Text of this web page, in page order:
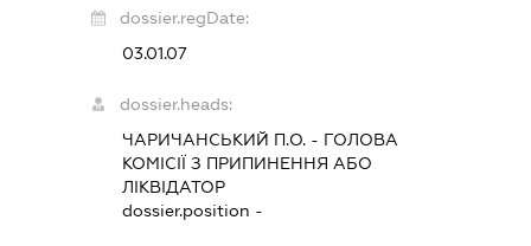
dossier.regDate:
03.01.07
dossier.heads:
ЧАРИЧАНСЬКИЙ П.О.- ГОЛОВА
КОМІСІЇ З ПРИПИНЕННЯ АБО
ЛІКВІДАТОР
dossier.position -